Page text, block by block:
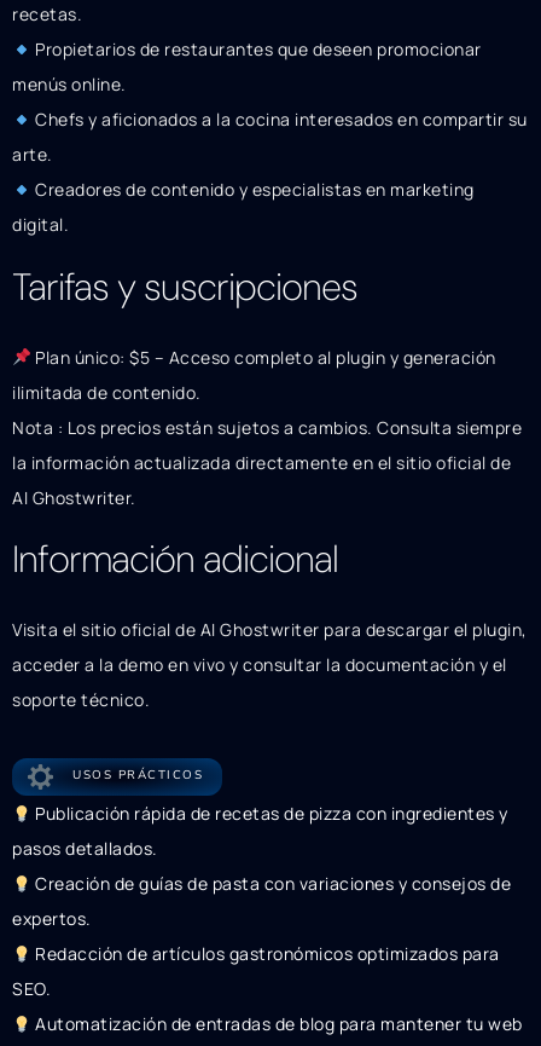
recetas.
Propietarios de restaurantes que deseen promocionar
menús online.
Chefs y aficionados a la cocina interesados en compartir su
arte.
Creadores de contenido y especialistas en marketing
digital.
Tarifas y suscripciones
Plan único: $5 – Acceso completo al plugin y generación
ilimitada de contenido.
Nota : Los precios están sujetos a cambios. Consulta siempre
la información actualizada directamente en el sitio oficial de
AI Ghostwriter.
Información adicional
Visita el sitio oficial de AI Ghostwriter para descargar el plugin,
acceder a la demo en vivo y consultar la documentación y el
soporte técnico.
USOS PRÁCTICOS
Publicación rápida de recetas de pizza con ingredientes y
pasos detallados.
Creación de guías de pasta con variaciones y consejos de
expertos.
Redacción de artículos gastronómicos optimizados para
SEO.
Automatización de entradas de blog para mantener tu web